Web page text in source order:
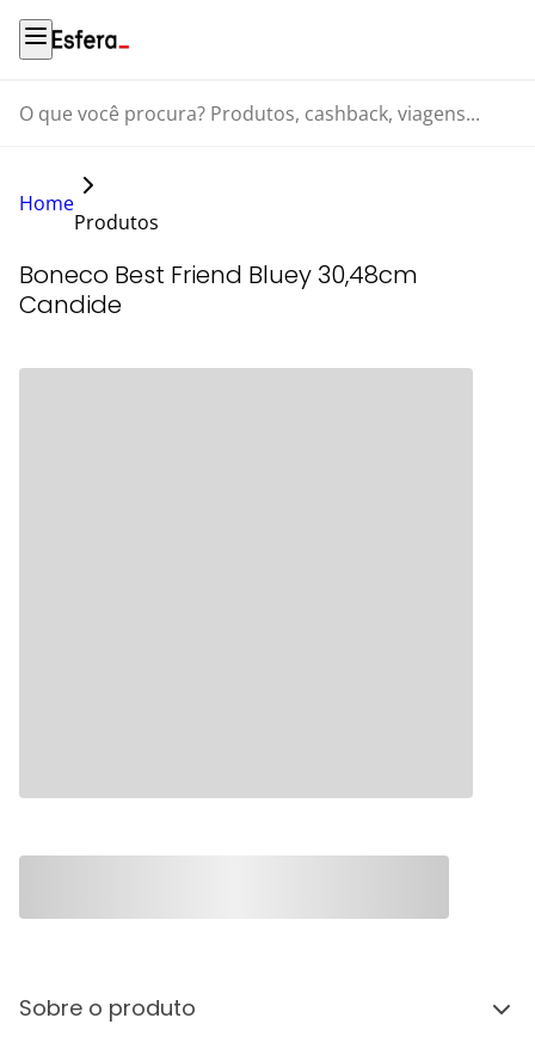
O que você procura? Produtos, cashback, viagens...
Home
Produtos
Boneco Best Friend Bluey 30,48cm
Candide
Sobre o produto